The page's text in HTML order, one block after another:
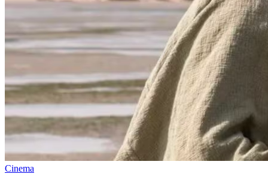
Cinema